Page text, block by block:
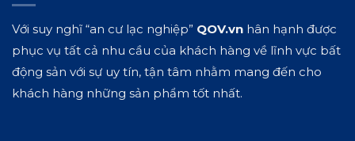
Với suy nghĩ “an cư lạc nghiệp” QOV.vn hân hạnh được
phục vụ tất cả nhu cầu của khách hàng về lĩnh vực bất
động sản với sự uy tín, tận tâm nhằm mang đến cho
khách hàng những sản phẩm tốt nhất.